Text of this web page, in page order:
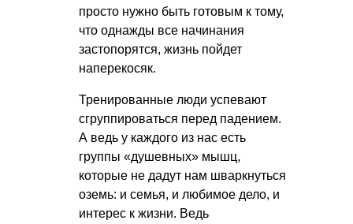
просто нужно быть готовым к тому,
что однажды все начинания
застопорятся, жизнь пойдет
наперекосяк.
Тренированные люди успевают
сгруппироваться перед падением.
А ведь у каждого из нас есть
группы «душевных» мышц,
которые не дадут нам шваркнуться
оземь: и семья, и любимое дело, и
интерес к жизни. Ведь